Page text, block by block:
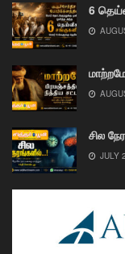
6
சில
JULY